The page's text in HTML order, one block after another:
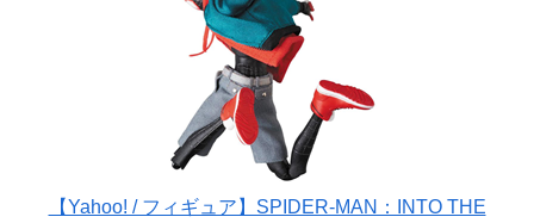
【Yahoo! / フィギュア】SPIDER-MAN：INTO THE